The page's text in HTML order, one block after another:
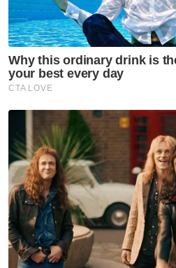
terperinci akan
ini. Bagaimanapun tiada
ditahan setakat ini,"
Paddy berkata di Kelantan
telah menyita sebanyak
bernilai RM2.8 juta dan
sebanyak RM3.8 juta
Beliau turut
supaya tidak mudah
mana pihak yang
seperti Mercedes,
dengan harga yang
kemungkinan ia